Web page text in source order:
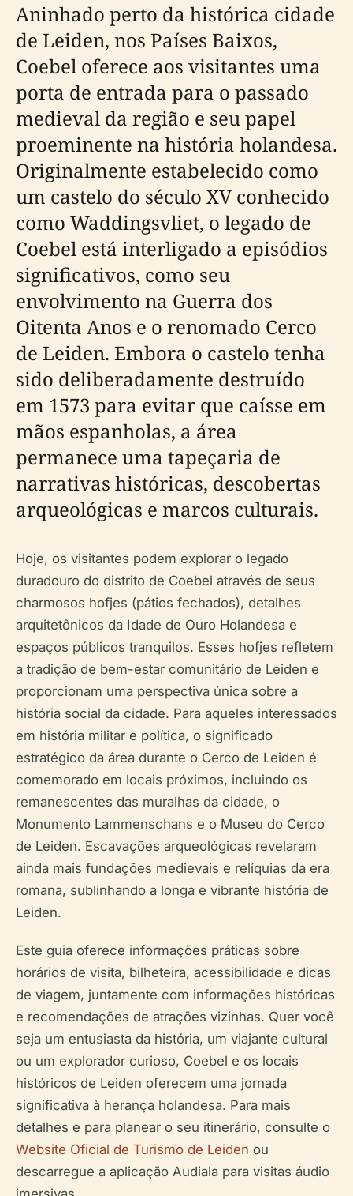
Aninhado perto da histórica cidade
de Leiden, nos Países Baixos,
Coebel oferece aos visitantes uma
porta de entrada para o passado
medieval da região e seu papel
proeminente na história holandesa.
Originalmente estabelecido como
um castelo do século XV conhecido
como Waddingsvliet, o legado de
Coebel está interligado a episódios
significativos, como seu
envolvimento na Guerra dos
Oitenta Anos e o renomado Cerco
de Leiden. Embora o castelo tenha
sido deliberadamente destruído
em 1573 para evitar que caísse em
mãos espanholas, a área
permanece uma tapeçaria de
narrativas históricas, descobertas
arqueológicas e marcos culturais.
Hoje, os visitantes podem explorar o legado
duradouro do distrito de Coebel através de seus
charmosos hofjes (pátios fechados), detalhes
arquitetônicos da Idade de Ouro Holandesa e
espaços públicos tranquilos. Esses hofjes refletem
a tradição de bem-estar comunitário de Leiden e
proporcionam uma perspectiva única sobre a
história social da cidade. Para aqueles interessados
em história militar e política, o significado
estratégico da área durante o Cerco de Leiden é
comemorado em locais próximos, incluindo os
remanescentes das muralhas da cidade, o
Monumento Lammenschans e o Museu do Cerco
de Leiden. Escavações arqueológicas revelaram
ainda mais fundações medievais e relíquias da era
romana, sublinhando a longa e vibrante história de
Leiden.
Este guia oferece informações práticas sobre
horários de visita, bilheteira, acessibilidade e dicas
de viagem, juntamente com informações históricas
e recomendações de atrações vizinhas. Quer você
seja um entusiasta da história, um viajante cultural
ou um explorador curioso, Coebel e os locais
históricos de Leiden oferecem uma jornada
significativa à herança holandesa. Para mais
detalhes e para planear o seu itinerário, consulte o
Website Oficial de Turismo de Leiden ou
descarregue a aplicação Audiala para visitas áudio